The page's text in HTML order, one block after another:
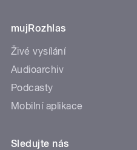
mujRozhlas
Živé vysílání
Audioarchiv
Podcasty
Mobilní aplikace
Sledujte nás